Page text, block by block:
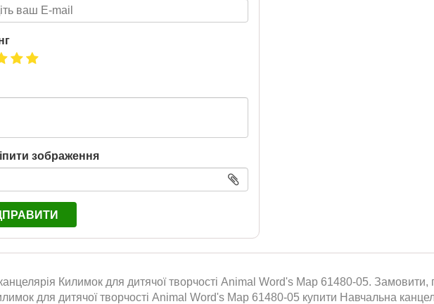
Ранок
зображення
Килимок для дитячої творчості Animal Word's Map 61480-05. Замовити,
для дитячої творчості Animal Word's Map 61480-05 купити Навчальна